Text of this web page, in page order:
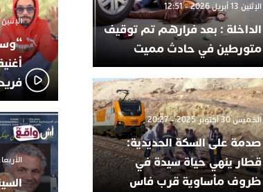
الإثنين 13 أبريل 2026 - 12:51
الداخلة : بعد فرارهم تم توقيف
متورطين في حادث مميت
الخميس 30 أكتوبر 2025 - 20:27
صدمة على السكة الحديدية:
قطار ينهي حياة سيدة في
ظروف مأساوية قرب فاس
الإثنين 6 أكتوبر 2025 - 17:31
فريد
الأربعاء 24 سبتمبر 2025 -